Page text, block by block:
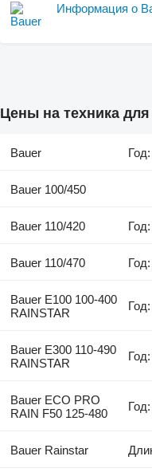
Информация о
Цены на техника
Bauer
Bauer 100/450
Bauer 110/420
Bauer 110/470
Bauer E100 100-400
RAINSTAR
Bauer E300 110-490
RAINSTAR
Bauer ECO PRO
RAIN F50 125-480
Bauer Rainstar